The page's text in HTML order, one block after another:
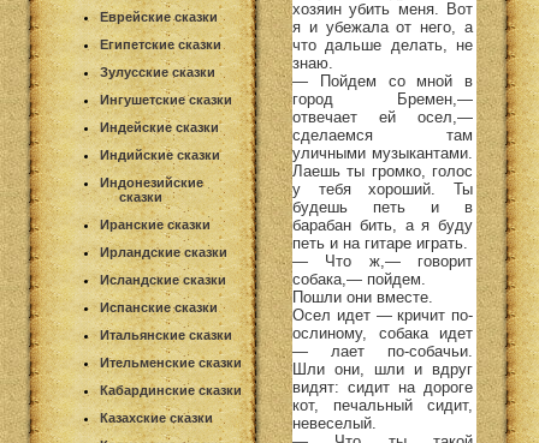
Еврейские сказки
Египетские сказки
Зулусские сказки
Ингушетские сказки
Индейские сказки
Индийские сказки
Индонезийские
сказки
Иранские сказки
Ирландские сказки
Исландские сказки
Испанские сказки
Итальянские сказки
Ительменские сказки
Кабардинские сказки
Казахские сказки
хозяин убить меня. Вот
я и убежала от него, а
что дальше делать, не
знаю.
— Пойдем со мной в
город Бремен,—
отвечает ей осел,—
сделаемся там
уличными музыкантами.
Лаешь ты громко, голос
у тебя хороший. Ты
будешь петь и в
барабан бить, а я буду
петь и на гитаре играть.
— Что ж,— говорит
собака,— пойдем.
Пошли они вместе.
Осел идет — кричит по-
ослиному, собака идет
— лает по-собачьи.
Шли они, шли и вдруг
видят: сидит на дороге
кот, печальный сидит,
невеселый.